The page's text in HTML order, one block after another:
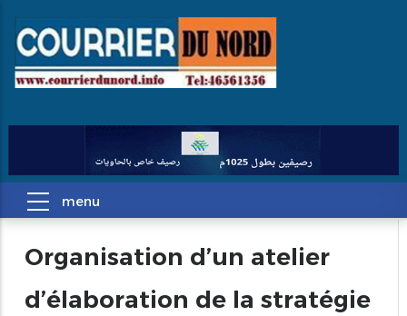
Organisation d’un atelier
d’élaboration de la stratégie